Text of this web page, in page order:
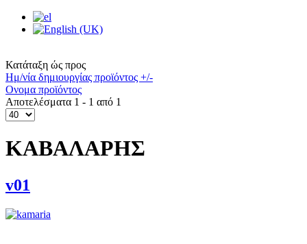
Κατάταξη ώς προς
Ημ/νία δημιουργίας προϊόντος +/-
Ονομα προϊόντος
Αποτελέσματα 1 - 1 από 1
ΚΑΒΑΛΑΡΗΣ
v01